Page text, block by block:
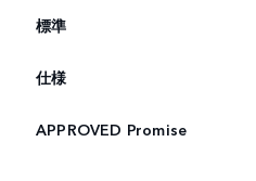
標準
仕様
APPROVED Promise